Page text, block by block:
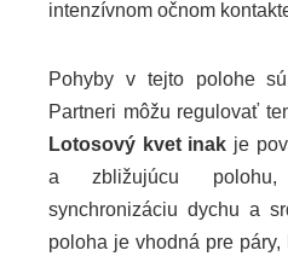
intenzívnom očnom
Pohyby v tejto polohe
Partneri môžu regulovať
Lotosový kvet inak je
a zbližujúcu polohu,
synchronizáciu dychu a
poloha je vhodná pre